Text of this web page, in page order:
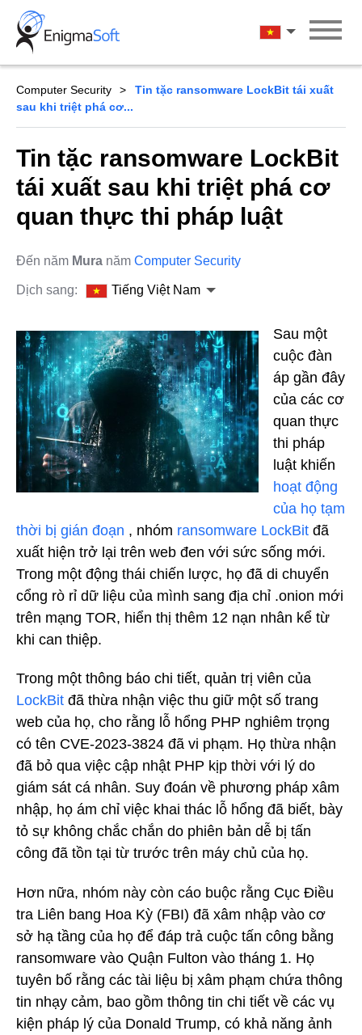
Skip
content
Tiếng Việt
Computer Security
Tin tặc ransomware LockBit tái xuất
sau khi triệt phá cơ...
Tin tặc ransomware LockBit
tái xuất sau khi triệt phá cơ
quan thực thi pháp luật
Đến năm Mura năm Computer Security
Dịch sang: Tiếng Việt Nam
Sau một
cuộc đàn
áp gần đây
của các cơ
quan thực
thi pháp
luật khiến
hoạt động
của họ tạm
thời bị gián đoạn , nhóm ransomware LockBit đã
xuất hiện trở lại trên web đen với sức sống mới.
Trong một động thái chiến lược, họ đã di chuyển
cổng rò rỉ dữ liệu của mình sang địa chỉ .onion mới
trên mạng TOR, hiển thị thêm 12 nạn nhân kể từ
khi can thiệp.
Trong một thông báo chi tiết, quản trị viên của
LockBit đã thừa nhận việc thu giữ một số trang
web của họ, cho rằng lỗ hổng PHP nghiêm trọng
có tên CVE-2023-3824 đã vi phạm. Họ thừa nhận
đã bỏ qua việc cập nhật PHP kịp thời với lý do
giám sát cá nhân. Suy đoán về phương pháp xâm
nhập, họ ám chỉ việc khai thác lỗ hổng đã biết, bày
tỏ sự không chắc chắn do phiên bản dễ bị tấn
công đã tồn tại từ trước trên máy chủ của họ.
Hơn nữa, nhóm này còn cáo buộc rằng Cục Điều
tra Liên bang Hoa Kỳ (FBI) đã xâm nhập vào cơ
sở hạ tầng của họ để đáp trả cuộc tấn công bằng
ransomware vào Quận Fulton vào tháng 1. Họ
tuyên bố rằng các tài liệu bị xâm phạm chứa thông
tin nhạy cảm, bao gồm thông tin chi tiết về các vụ
kiện pháp lý của Donald Trump, có khả năng ảnh